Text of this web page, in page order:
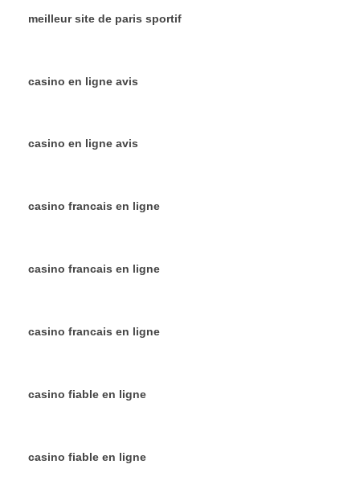
meilleur site de paris sportif
casino en ligne avis
casino en ligne avis
casino francais en ligne
casino francais en ligne
casino francais en ligne
casino fiable en ligne
casino fiable en ligne